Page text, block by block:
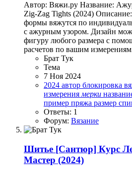
Автор: Вяжи.ру Название:
Zig-Zag Tights (2024)
формы вяжутся по
с ажурным узором. Дизайн
фигуру любого размера с
расчетов по вашим
Брат Тук
Тема
7 Ноя 2024
2024 автор блокировка
измерения мерки
пример пряжа размер
Ответы: 1
Форум: Вязание
Шитье [Сантюр] Курс
Мастер (2024)